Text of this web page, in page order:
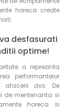
horeca create
desfasurati
optime!
o reprezinta
performantelor
afacerii dvs. De
de mentenanta si
horeca si